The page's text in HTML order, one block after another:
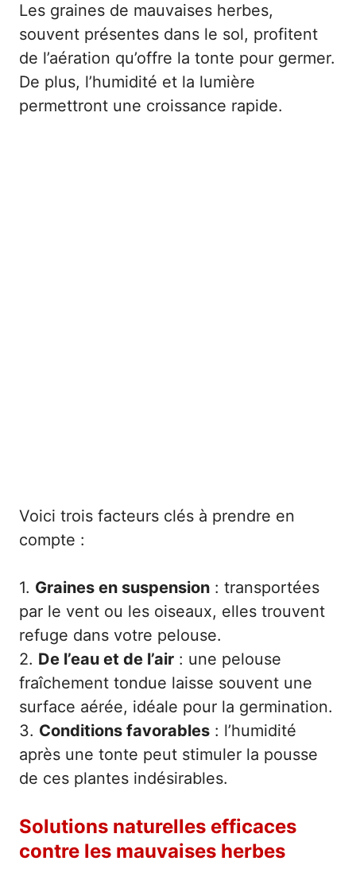
Les graines de mauvaises herbes,
souvent présentes dans le sol, profitent
de l’aération qu’offre la tonte pour germer.
De plus, l’humidité et la lumière
permettront une croissance rapide.
Voici trois facteurs clés à prendre en
compte :
1. Graines en suspension : transportées
par le vent ou les oiseaux, elles trouvent
refuge dans votre pelouse.
2. De l’eau et de l’air : une pelouse
fraîchement tondue laisse souvent une
surface aérée, idéale pour la germination.
3. Conditions favorables : l’humidité
après une tonte peut stimuler la pousse
de ces plantes indésirables.
Solutions naturelles efficaces
contre les mauvaises herbes